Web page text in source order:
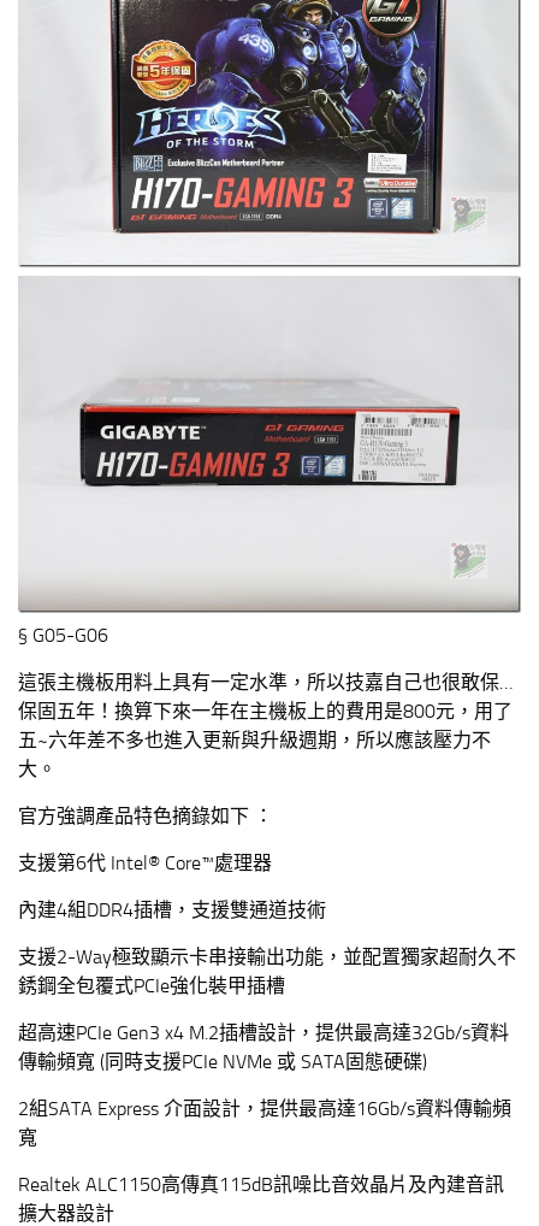
§ G05-G06
這張主機板用料上具有一定水準，所以技嘉自己也很敢保…
保固五年！換算下來一年在主機板上的費用是800元，用了
五~六年差不多也進入更新與升級週期，所以應該壓力不
大。
官方強調產品特色摘錄如下 ：
支援第6代 Intel® Core™處理器
內建4組DDR4插槽，支援雙通道技術
支援2-Way極致顯示卡串接輸出功能，並配置獨家超耐久不
銹鋼全包覆式PCIe強化裝甲插槽
超高速PCIe Gen3 x4 M.2插槽設計，提供最高達32Gb/s資料
傳輸頻寬 (同時支援PCIe NVMe 或 SATA固態硬碟)
2組SATA Express 介面設計，提供最高達16Gb/s資料傳輸頻
寬
Realtek ALC1150高傳真115dB訊噪比音效晶片及內建音訊
擴大器設計